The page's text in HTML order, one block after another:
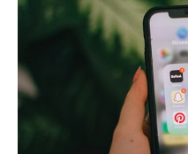
Consulta Gratuita
Área de Cliente